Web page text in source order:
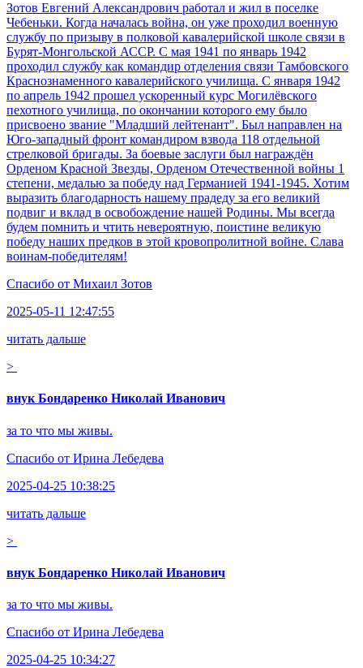
Зотов Евгений Александрович работал и жил в поселке
Чебеньки. Когда началась война, он уже проходил военную
службу по призыву в полковой кавалерийской школе связи в
Бурят-Монгольской АССР. С мая 1941 по январь 1942
проходил службу как командир отделения связи Тамбовского
Краснознаменного кавалерийского училища. С января 1942
по апрель 1942 прошел ускоренный курс Могилёвского
пехотного училища, по окончании которого ему было
присвоено звание "Младший лейтенант". Был направлен на
Юго-западный фронт командиром взвода 118 отдельной
стрелковой бригады. За боевые заслуги был награждён
Орденом Красной Звезды, Орденом Отечественной войны 1
степени, медалью за победу над Германией 1941-1945. Хотим
выразить благодарность нашему прадеду за его великий
подвиг и вклад в освобождение нашей Родины. Мы всегда
будем помнить и чтить невероятную, поистине великую
победу наших предков в этой кровопролитной войне. Слава
воинам-победителям!
Спасибо от Михаил Зотов
2025-05-11 12:47:55
читать дальше
>
внук Бондаренко Николай Иванович
за то что мы живы.
Спасибо от Ирина Лебедева
2025-04-25 10:38:25
читать дальше
>
внук Бондаренко Николай Иванович
за то что мы живы.
Спасибо от Ирина Лебедева
2025-04-25 10:34:27